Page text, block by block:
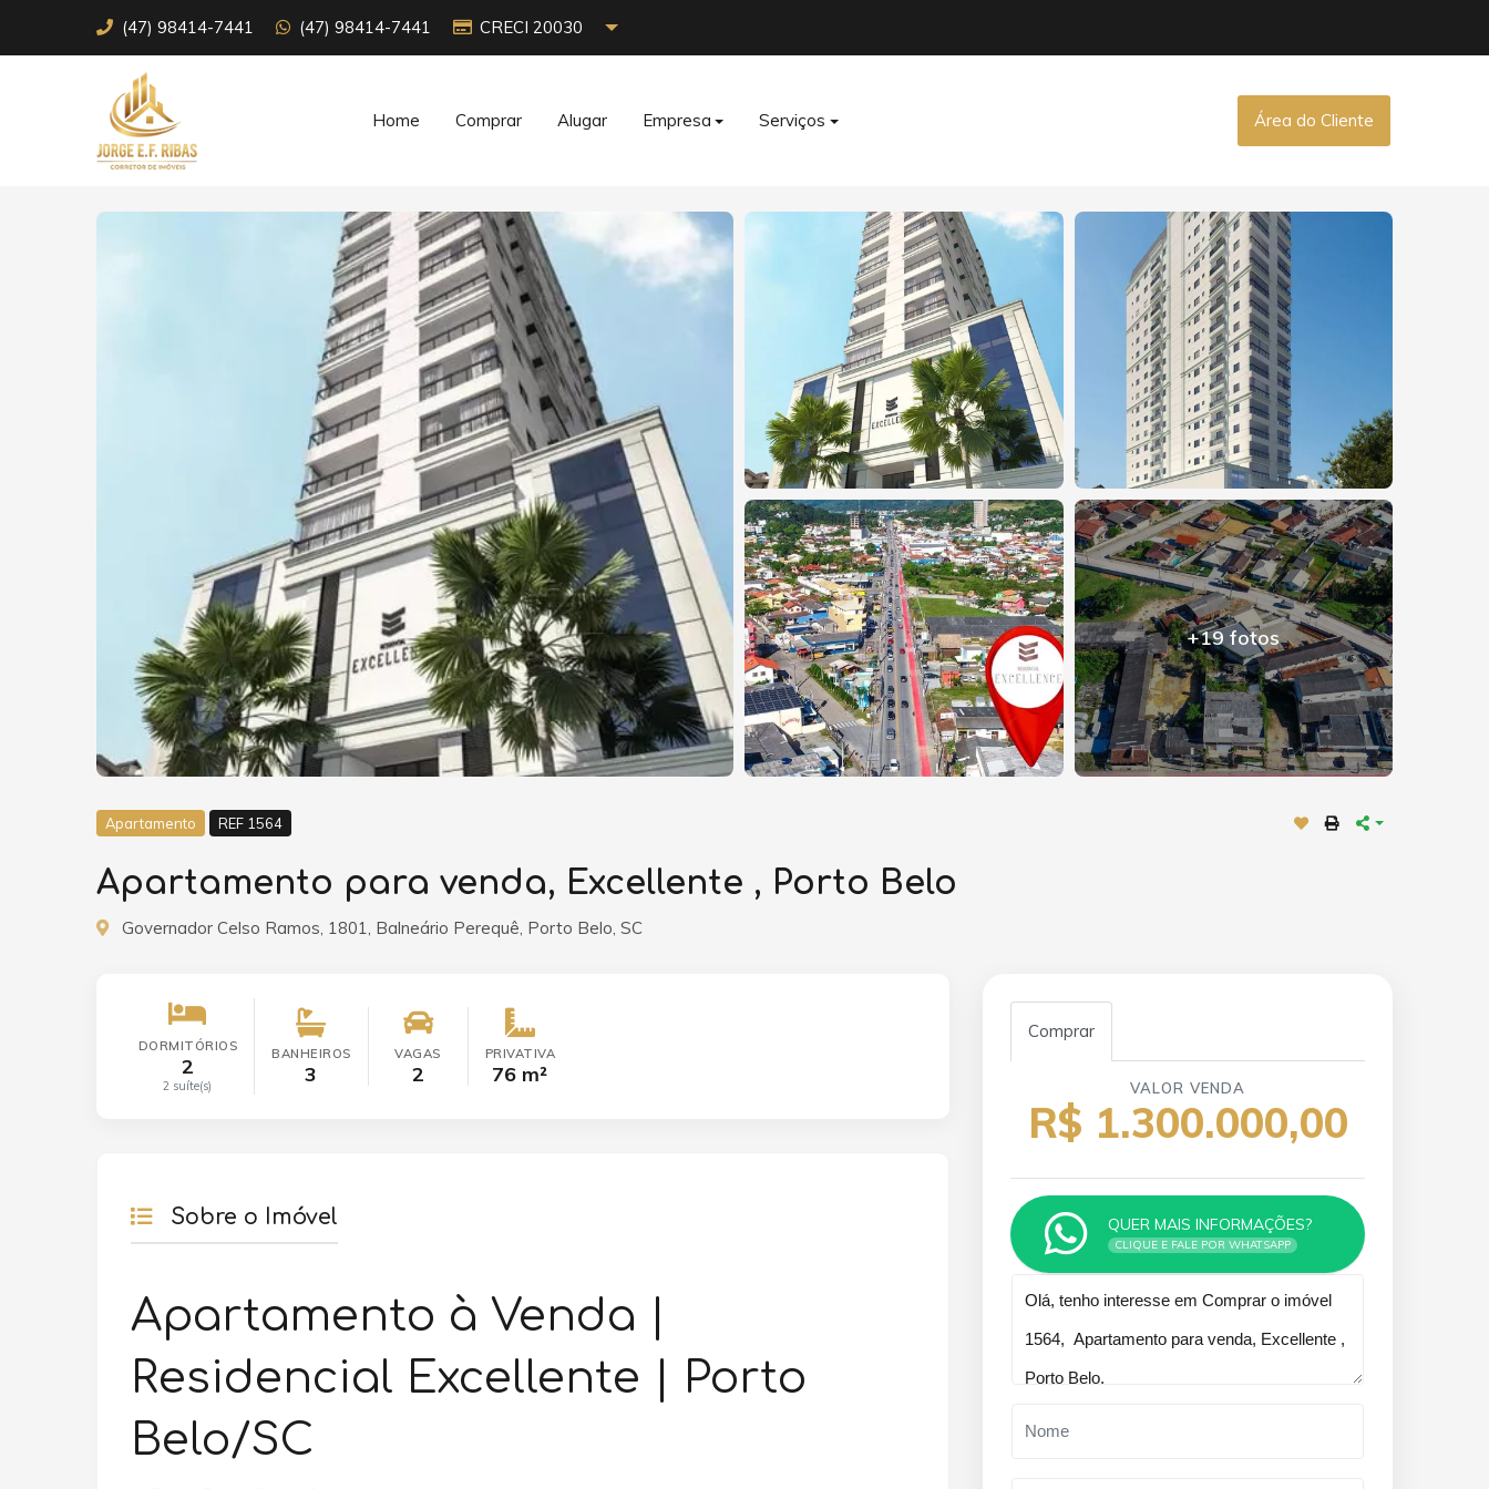
(47) 98414-7441 (47) 98414-7441 CRECI 20030
Home Comprar Alugar Empresa Serviços Área do Cliente
+19 fotos
Apartamento REF 1564
Apartamento para venda, Excellente , Porto Belo
Governador Celso Ramos, 1801, Balneário Perequê, Porto Belo, SC
DORMITÓRIOS
2
2 suíte(s)
BANHEIROS
3
VAGAS
2
PRIVATIVA
76 m²
Sobre o Imóvel
Apartamento à Venda |
Residencial Excellente | Porto
Belo/SC
Comprar
VALOR VENDA
R$ 1.300.000,00
QUER MAIS INFORMAÇÕES?
CLIQUE E FALE POR WHATSAPP
você?